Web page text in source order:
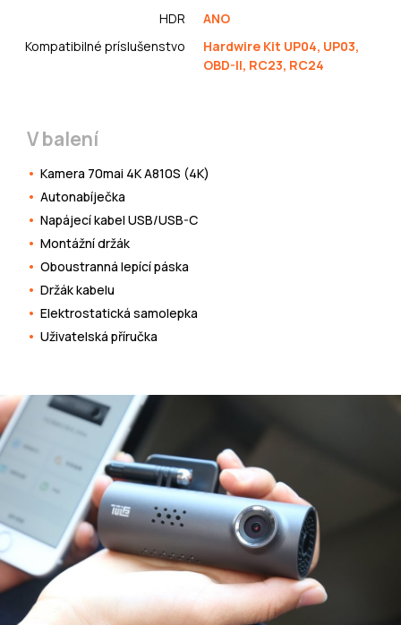
HDR
ANO
Kompatibilné príslušenstvo
Hardwire Kit UP04, UP03,
OBD-II, RC23, RC24
V balení
Kamera 70mai 4K A810S (4K)
Autonabíječka
Napájecí kabel USB/USB-C
Montážní držák
Oboustranná lepící páska
Držák kabelu
Elektrostatická samolepka
Uživatelská příručka